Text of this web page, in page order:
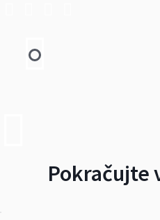
Pokračujte